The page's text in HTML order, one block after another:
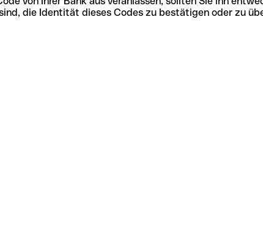
die Identität dieses Codes zu bestätigen oder zu